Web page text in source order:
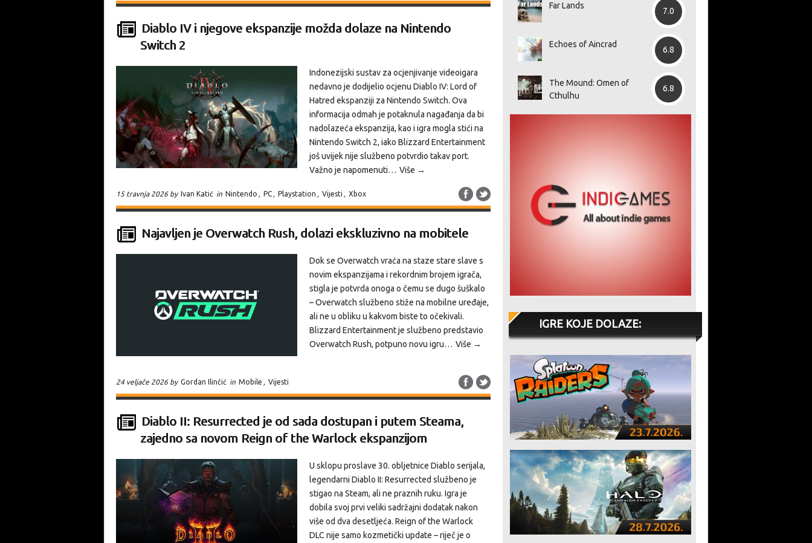
Diablo IV i njegove ekspanzije možda dolaze na Nintendo
Switch 2
Indonezijski sustav za ocjenjivanje videoigara
nedavno je dodijelio ocjenu Diablo IV: Lord of
Hatred ekspanziji za Nintendo Switch. Ova
informacija odmah je potaknula nagađanja da bi
nadolazeća ekspanzija, kao i igra mogla stići na
Nintendo Switch 2, iako Blizzard Entertainment
još uvijek nije službeno potvrdio takav port.
Važno je napomenuti… Više →
15 travnja 2026 by Ivan Katić in Nintendo , PC , Playstation , Vijesti , Xbox
Najavljen je Overwatch Rush, dolazi ekskluzivno na mobitele
Dok se Overwatch vraća na staze stare slave s
novim ekspanzijama i rekordnim brojem igrača,
stigla je potvrda onoga o čemu se dugo šuškalo
– Overwatch službeno stiže na mobilne uređaje,
ali ne u obliku u kakvom biste to očekivali.
Blizzard Entertainment je službeno predstavio
Overwatch Rush, potpuno novu igru… Više →
24 veljače 2026 by Gordan Ilinčić in Mobile , Vijesti
Diablo II: Resurrected je od sada dostupan i putem Steama,
zajedno sa novom Reign of the Warlock ekspanzijom
U sklopu proslave 30. obljetnice Diablo serijala,
legendarni Diablo II: Resurrected službeno je
stigao na Steam, ali ne praznih ruku. Igra je
dobila svoj prvi veliki sadržajni dodatak nakon
više od dva desetljeća. Reign of the Warlock
DLC nije samo kozmetički update – riječ je o
Far Lands
7.0
Echoes of Aincrad
6.8
The Mound: Omen of
Cthulhu
6.8
IGRE KOJE DOLAZE: